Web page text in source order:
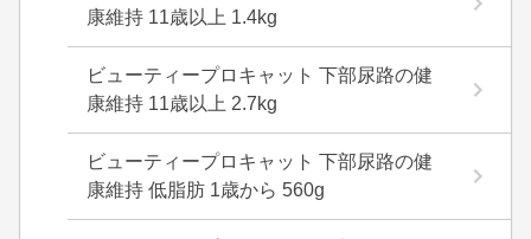
康維持 11歳以上 1.4kg
ビューティープロキャット 下部尿路の健
康維持 11歳以上 2.7kg
ビューティープロキャット 下部尿路の健
康維持 低脂肪 1歳から 560g